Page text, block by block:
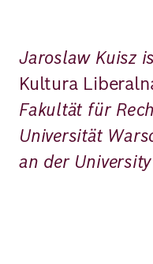
Jaroslaw Kuisz
Kultura
Fakultät für
Universität
an der